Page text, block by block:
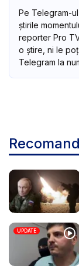
Pe Telegram-ul
știrile
reporter Pro
o știre, ni le
Telegram la
UPDATE